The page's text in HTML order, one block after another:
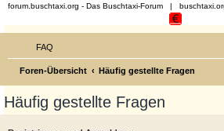
forum.buschtaxi.org - Das Buschtaxi-Forum |
Buschtaxi.org
Das Buschtaxi-Forum